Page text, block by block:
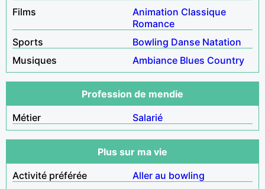
Films
Animation Classique
Romance
Sports
Bowling Danse Natation
Musiques
Ambiance Blues Country
Profession de mendie
Métier
Salarié
Plus sur ma vie
Activité préférée
Aller au bowling